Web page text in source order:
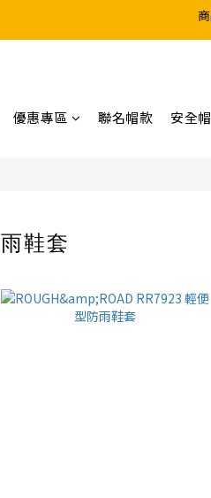
優惠專區 聯名帽款 安全帽
雨鞋套